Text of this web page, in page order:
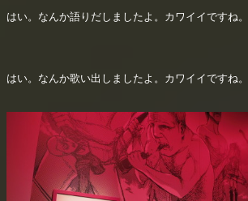
はい。なんか語りだしましたよ。カワイイですね
はい。なんか歌い出しましたよ。カワイイですね